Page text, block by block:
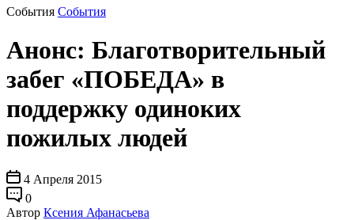
События События
Анонс: Благотворительный
забег «ПОБЕДА» в
поддержку одиноких
пожилых людей
4 Апреля 2015
0
Автор Ксения Афанасьева